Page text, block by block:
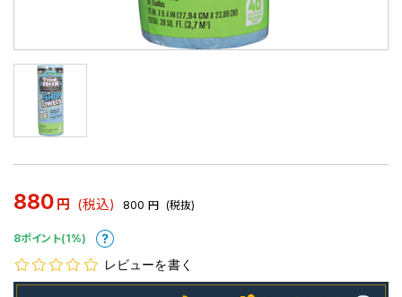
880 円 (税込) 800 円 (税抜)
8ポイント(1%)
レビューを書く